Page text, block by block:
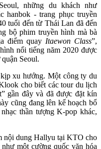
những du khách như
hanbok - trang phục truyền
tuổi đến từ Thái Lan đã đến
bộ phim truyền hình mà bà
điểm quay Itaewon Class”,
nổi tiếng năm 2020 được
Seoul.
xu hướng. Một công ty du
cho biết các tour du lịch
gần đây và đã được đặt kín
cũng đang lên kế hoạch bổ
thần tượng K-pop khác,
nội dung Hallyu tại KTO cho
một cường quốc văn hóa